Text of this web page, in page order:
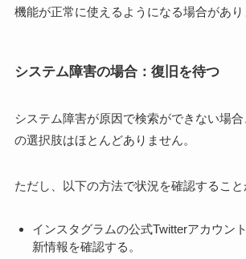
機能が正常に使えるようになる場合があり
システム障害の場合：復旧を待つ
システム障害が原因で検索ができない場
の選択肢はほとんどありません。
ただし、以下の方法で状況を確認すること
インスタグラムの公式Twitterアカウン
新情報を確認する。